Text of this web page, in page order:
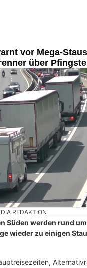
vor Mega-
über
REDAKTION
Süden werden rund
wieder zu einigen